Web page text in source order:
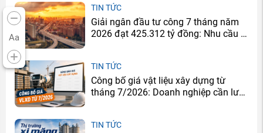
Aa
TIN TỨC
Giải ngân đầu tư công 7 tháng năm
2026 đạt 425.312 tỷ đồng: Nhu cầu xi
TIN TỨC
Công bố giá vật liệu xây dựng từ
tháng 7/2026: Doanh nghiệp cần lưu
TIN TỨC